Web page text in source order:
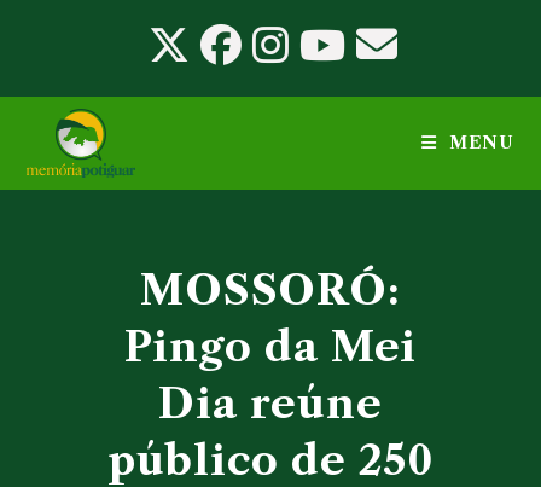
conteúdo
MENU
MOSSORÓ:
Pingo da Mei
Dia reúne
público de 250